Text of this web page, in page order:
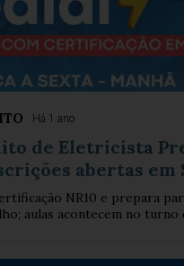
Há 1 ano
de Eletricista
abertas em
NR10 e prepara
aulas acontecem no turno